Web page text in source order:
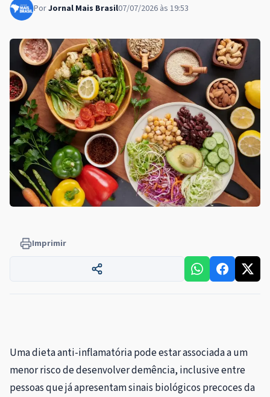
PorJornal Mais Brasil07/07/2026 às 19:53
Imprimir
Uma dieta anti-inflamatória pode estar associada a um
menor risco de desenvolver demência, inclusive entre
pessoas que já apresentam sinais biológicos precoces da